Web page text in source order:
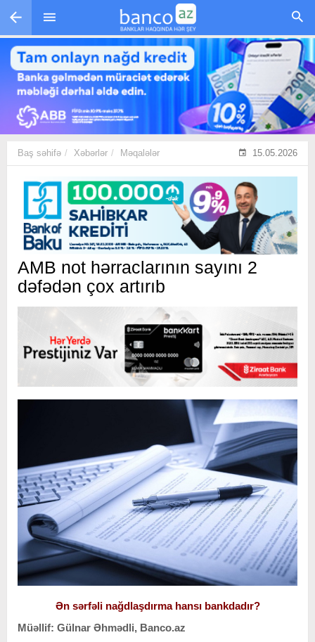
Skip to main content
Baş səhifə Xəbərlər Məqalələr 15.05.2026
AMB not hərraclarının sayını 2
dəfədən çox artırıb
Ən sərfəli nağdlaşdırma hansı bankdadır?
Müəllif: Gülnar Əhmədli, Banco.az